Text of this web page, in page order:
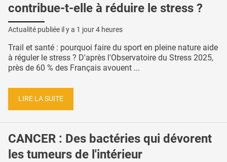
contribue-t-elle à réduire le stress ?
Actualité publiée il y a 1 jour 4 heures
Trail et santé : pourquoi faire du sport en pleine nature aide
à réguler le stress ? D'après l'Observatoire du Stress 2025,
près de 60 % des Français avouent ...
LIRE LA SUITE
CANCER : Des bactéries qui dévorent
les tumeurs de l'intérieur